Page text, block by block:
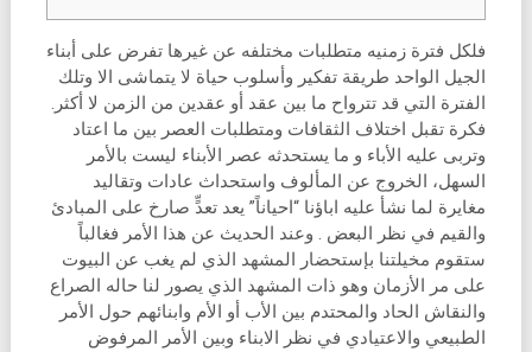
فلكل فترة زمنيه متطلبات مختلفه عن غيرها تفرض على أبناء
الجيل الواحد طريقة تفكير وأسلوب حياة لا يتماشى الا وتلك
الفترة التي قد تترواح ما بين عقد أو عقدين من الزمن لا أكثر.
فكرة تقبل اختلاف الثقافات ومتطلبات العصر بين ما اعتاد
وتربى عليه الأباء و ما يستحدثه عصر الأبناء ليست بالأمر
السهل، الخروج عن المألوف واستحداث عادات وتقاليد
مغايرة لما نشأ عليه اباؤنا “احياناً” يعد تعدٍّ صارخ على المبادئ
والقيم في نظر البعض . وعند الحديث عن هذا الأمر فغالباً
ستقوم مخيلتنا بإستحضار المشهد الذي لم يغب عن البيوت
على مر الأزمان وهو ذات المشهد الذي يصور لنا حاله الصراع
والنقاش الحاد والمحتدم بين الأب أو الأم وابنائهم حول الأمر
الطبيعي والاعتيادي في نظر الابناء وبين الأمر المرفوض